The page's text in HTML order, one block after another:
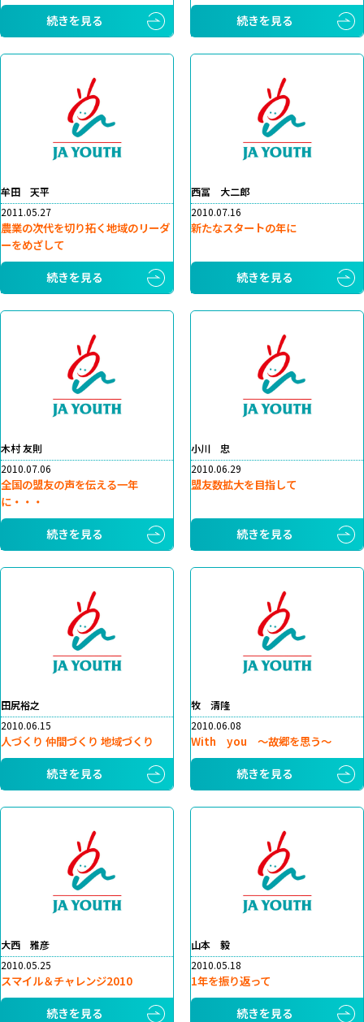
続きを見る
続きを見る
牟田 天平
2011.05.27
農業の次代を切り拓く地域のリーダ
ーをめざして
続きを見る
西冨 大二郎
2010.07.16
新たなスタートの年に
続きを見る
木村 友則
2010.07.06
全国の盟友の声を伝える一年
に・・・
続きを見る
小川 忠
2010.06.29
盟友数拡大を目指して
続きを見る
田尻裕之
2010.06.15
人づくり 仲間づくり 地域づくり
続きを見る
牧 清隆
2010.06.08
With you ～故郷を思う～
続きを見る
大西 雅彦
2010.05.25
スマイル＆チャレンジ2010
続きを見る
山本 毅
2010.05.18
1年を振り返って
続きを見る